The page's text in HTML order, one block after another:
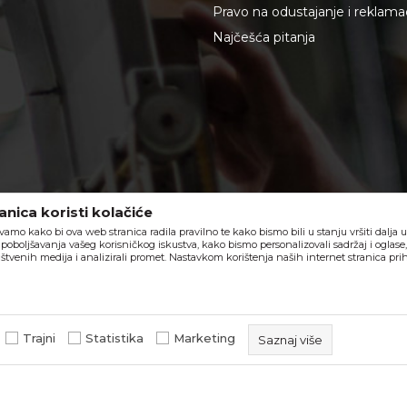
Pravo na odustajanje i
Najčešća pitanja
slika i samih cijena, ali ne možemo garantovati da su sve informacije
ponude i ne podrazumeva da su dostupni u svakom trenutku.
koristi kolačiće
kako bi ova web stranica radila pravilno te kako bismo bili u stanju vršiti dalja
vašeg korisničkog iskustva, kako bismo personalizovali sadržaj i
medija i analizirali promet. Nastavkom korištenja naših internet stranica
Trajni Statistika Marketing Saznaj više